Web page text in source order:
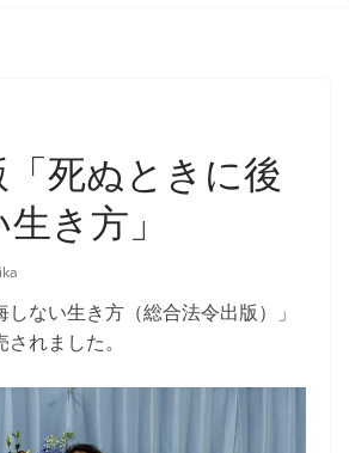
死ぬときに後
き方」
しない生き方（総合法令出版）」
れました。